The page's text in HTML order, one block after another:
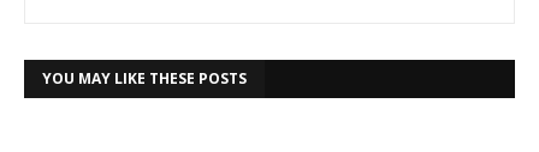
YOU MAY LIKE THESE POSTS